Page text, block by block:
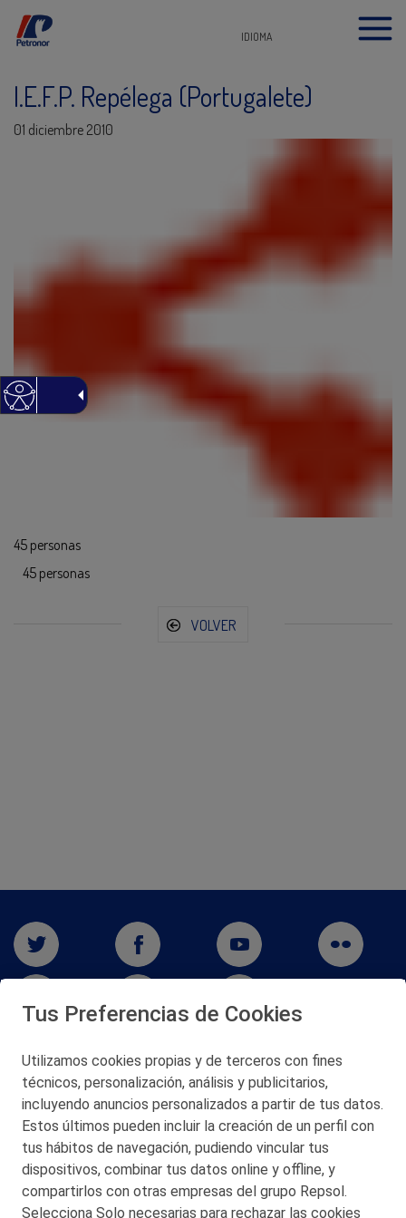
IDIOMA
I.E.F.P. Repélega (Portugalete)
01 diciembre 2010
45 personas
45 personas
VOLVER
San Martín 5-Edificio Muñatones,
48550 Muskiz (Bizkaia)
Telf. 946 357 000
© 2026 Petronor S.A.
Tus Preferencias de Cookies
Utilizamos cookies propias y de terceros con fines
técnicos, personalización, análisis y publicitarios,
incluyendo anuncios personalizados a partir de tus datos.
Estos últimos pueden incluir la creación de un perfil con
tus hábitos de navegación, pudiendo vincular tus
dispositivos, combinar tus datos online y offline, y
compartirlos con otras empresas del grupo Repsol.
Selecciona Solo necesarias para rechazar las cookies